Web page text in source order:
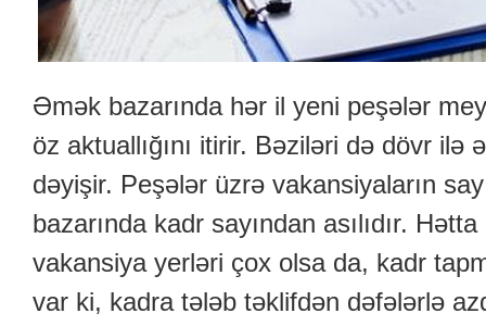
Əmək bazarında hər il yeni peşələr
öz aktuallığını itirir. Bəziləri də dövr ilə
dəyişir. Peşələr üzrə vakansiyaların
bazarında kadr sayından asılıdır.
vakansiya yerləri çox olsa da, kadr
var ki, kadra tələb təklifdən dəfələrlə